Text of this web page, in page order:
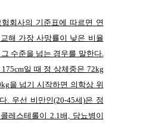
회사의 기준표에 따르면 연
해 가장 사망률이 낮은 비율
수준을 넘는 경우를 말한다.
일 때 정 상체중은 72kg
을 넘기 시작하면 의학상 위
. 우선 비만인(20-45세)은 정
레스테롤이 2.1배, 당뇨병이